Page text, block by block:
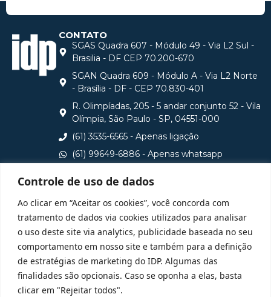
Controle de uso de dados
Ao clicar em “Aceitar os cookies”, você concorda com
tratamento de dados via cookies utilizados para analisar
o uso deste site via analytics, publicidade baseada no seu
comportamento em nosso site e também para a definição
de estratégias de marketing do IDP. Algumas das
finalidades são opcionais. Caso se oponha a elas, basta
clicar em "Rejeitar todos".
CONTATO
SGAS Quadra 607 - Módulo 49 - Via L2 Sul -
Brasilia - DF CEP 70.200-670
SGAN Quadra 609 - Módulo A - Via L2 Norte
- Brasília - DF - CEP 70.830-401
R. Olimpíadas, 205 - 5 andar conjunto 52 - Vila
Olímpia, São Paulo - SP, 04551-000
(61) 3535-6565 - Apenas ligação
(61) 99649-6886 - Apenas whatsapp
Consulte aqui o cadastro da Instituição no Sistema e-
MEC